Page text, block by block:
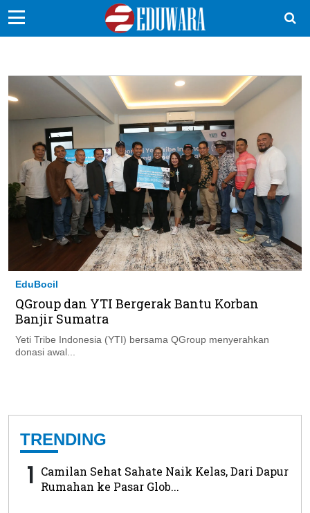
Sekolah Kita
Vokasi
Kampus
Idea
Sains
EduDana
Ikuti Kami di:
EduBocil
QGroup dan YTI Bergerak Bantu Korban
Banjir Sumatra
Yeti Tribe Indonesia (YTI) bersama QGroup menyerahkan
donasi awal...
TRENDING
1 Camilan Sehat Sahate Naik Kelas, Dari Dapur
Rumahan ke Pasar Glob...